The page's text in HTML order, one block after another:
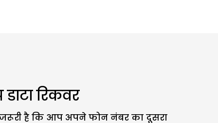
रिकवर
है कि आप अपने फोन नंबर का दूसरा